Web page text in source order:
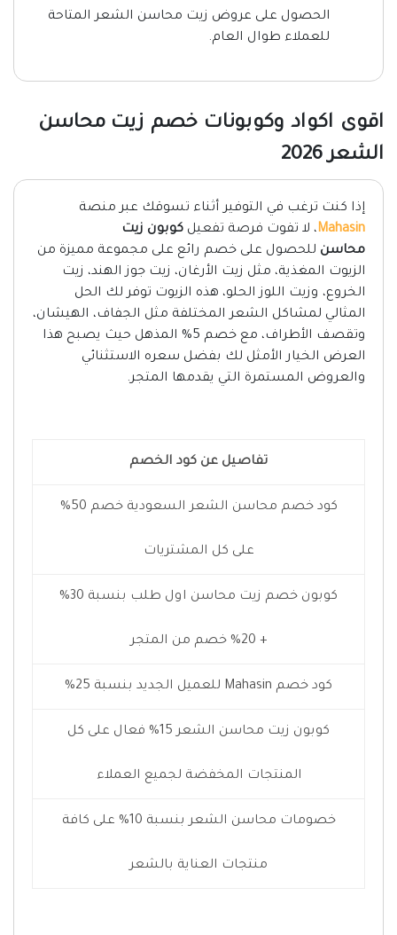
الحصول على عروض زيت محاسن الشعر المتاحة
للعملاء طوال العام.
اقوى اكواد وكوبونات خصم زيت محاسن
الشعر 2026
إذا كنت ترغب في التوفير أثناء تسوقك عبر منصة
Mahasin، لا تفوت فرصة تفعيل كوبون زيت
محاسن للحصول على خصم رائع على مجموعة مميزة من
الزيوت المغذية، مثل زيت الأرغان، زيت جوز الهند، زيت
الخروع، وزيت اللوز الحلو، هذه الزيوت توفر لك الحل
المثالي لمشاكل الشعر المختلفة مثل الجفاف، الهيشان،
وتقصف الأطراف، مع خصم 5% المذهل حيث يصبح هذا
العرض الخيار الأمثل لك بفضل سعره الاستثنائي
والعروض المستمرة التي يقدمها المتجر.
تفاصيل عن كود الخصم
كود خصم محاسن الشعر السعودية خصم 50%
على كل المشتريات
كوبون خصم زيت محاسن اول طلب بنسبة 30%
+ 20% خصم من المتجر
كود خصم Mahasin للعميل الجديد بنسبة 25%
كوبون زيت محاسن الشعر 15% فعال على كل
المنتجات المخفضة لجميع العملاء
خصومات محاسن الشعر بنسبة 10% على كافة
منتجات العناية بالشعر